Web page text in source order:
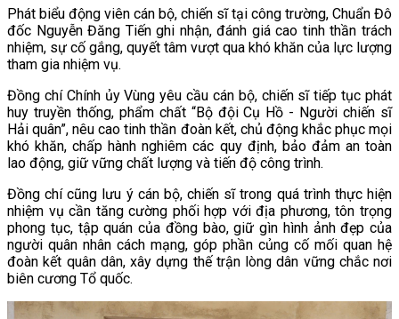
Phát biểu động viên cán bộ, chiến sĩ tại công trường, Chuẩn Đô
đốc Nguyễn Đăng Tiến ghi nhận, đánh giá cao tinh thần trách
nhiệm, sự cố gắng, quyết tâm vượt qua khó khăn của lực lượng
tham gia nhiệm vụ.
Đồng chí Chính ủy Vùng yêu cầu cán bộ, chiến sĩ tiếp tục phát
huy truyền thống, phẩm chất “Bộ đội Cụ Hồ - Người chiến sĩ
Hải quân”, nêu cao tinh thần đoàn kết, chủ động khắc phục mọi
khó khăn, chấp hành nghiêm các quy định, bảo đảm an toàn
lao động, giữ vững chất lượng và tiến độ công trình.
Đồng chí cũng lưu ý cán bộ, chiến sĩ trong quá trình thực hiện
nhiệm vụ cần tăng cường phối hợp với địa phương, tôn trọng
phong tục, tập quán của đồng bào, giữ gìn hình ảnh đẹp của
người quân nhân cách mạng, góp phần củng cố mối quan hệ
đoàn kết quân dân, xây dựng thế trận lòng dân vững chắc nơi
biên cương Tổ quốc.